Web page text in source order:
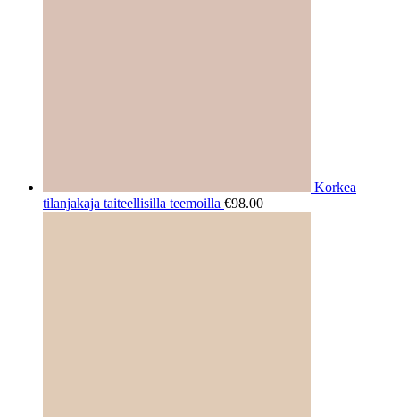
Korkea
tilanjakaja taiteellisilla teemoilla €98.00